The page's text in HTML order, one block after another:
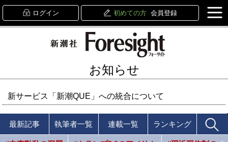
ログイン 初めての方 会員登録
お知らせ
新サービス「新潮QUE」への統合について
最新記事 執筆者一覧 連載一覧 ランキング